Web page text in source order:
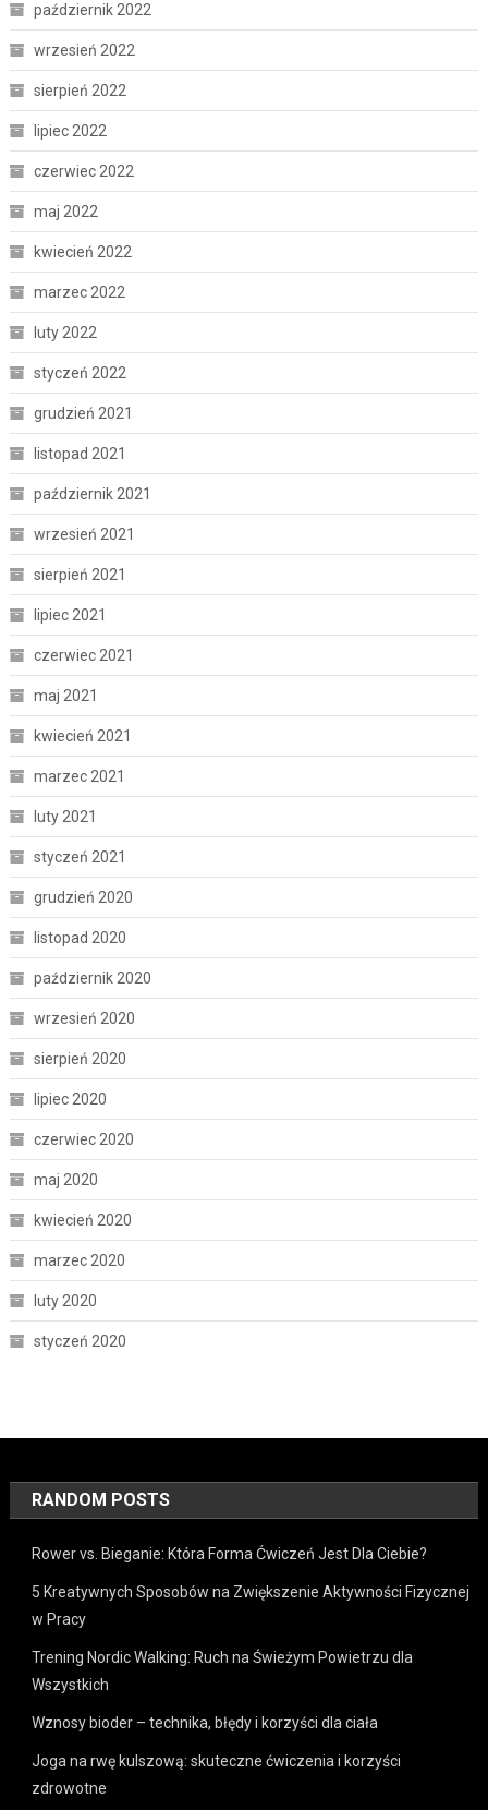
październik 2022
wrzesień 2022
sierpień 2022
lipiec 2022
czerwiec 2022
maj 2022
kwiecień 2022
marzec 2022
luty 2022
styczeń 2022
grudzień 2021
listopad 2021
październik 2021
wrzesień 2021
sierpień 2021
lipiec 2021
czerwiec 2021
maj 2021
kwiecień 2021
marzec 2021
luty 2021
styczeń 2021
grudzień 2020
listopad 2020
październik 2020
wrzesień 2020
sierpień 2020
lipiec 2020
czerwiec 2020
maj 2020
kwiecień 2020
marzec 2020
luty 2020
styczeń 2020
RANDOM POSTS
Rower vs. Bieganie: Która Forma Ćwiczeń Jest Dla Ciebie?
5 Kreatywnych Sposobów na Zwiększenie Aktywności Fizycznej
w Pracy
Trening Nordic Walking: Ruch na Świeżym Powietrzu dla
Wszystkich
Wznosy bioder – technika, błędy i korzyści dla ciała
Joga na rwę kulszową: skuteczne ćwiczenia i korzyści
zdrowotne